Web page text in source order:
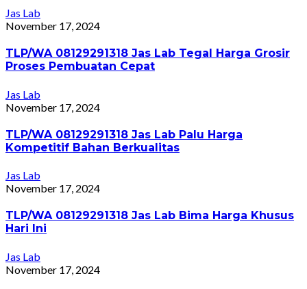
Jas Lab
November 17, 2024
TLP/WA 08129291318 Jas Lab Tegal Harga Grosir
Proses Pembuatan Cepat
Jas Lab
November 17, 2024
TLP/WA 08129291318 Jas Lab Palu Harga
Kompetitif Bahan Berkualitas
Jas Lab
November 17, 2024
TLP/WA 08129291318 Jas Lab Bima Harga Khusus
Hari Ini
Jas Lab
November 17, 2024